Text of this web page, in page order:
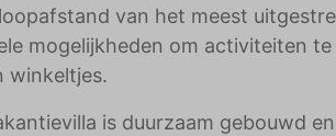
van het meest
mogelijkheden om activiteiten
winkeltjes.
is duurzaam gebouwd